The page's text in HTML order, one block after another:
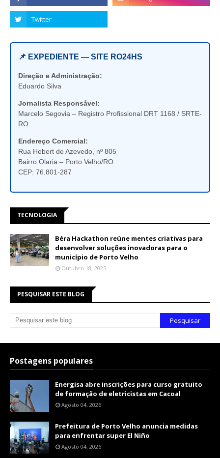
📌 EXPEDIENTE — SITE RO24HS
Direção e Administração:
Eduardo Silva
Jornalista Responsável:
Marcelo Segovia – Registro Profissional DRT 1168 / SRTE-
RO
Endereço Comercial:
Rua Hebert de Azevedo, nº 805
Bairro Olaria – Porto Velho/RO
CEP: 76.801-287
TECNOLOGIA
Béra Hackathon reúne mentes criativas para
desenvolver soluções inovadoras para o
município de Porto Velho
Outubro 18, 2025
PESQUISAR ESTE BLOG
Postagens populares
Energisa abre inscrições para curso gratuito
de formação de eletricistas em Cacoal
Agosto 04, 2026
Prefeitura de Porto Velho anuncia medidas
para enfrentar super El Niño
Agosto 04, 2026